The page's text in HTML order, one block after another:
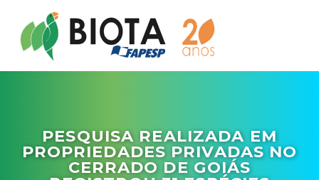
PESQUISA REALIZADA EM
PROPRIEDADES PRIVADAS NO
CERRADO DE GOIÁS